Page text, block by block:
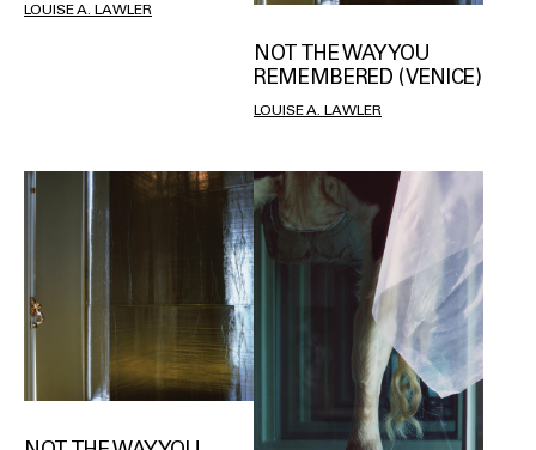
LOUISE A. LAWLER
NOT THE WAY YOU
REMEMBERED (VENICE)
LOUISE A. LAWLER